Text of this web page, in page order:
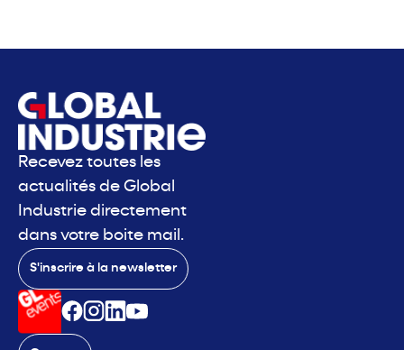
Recevez toutes les
actualités de Global
Industrie directement
dans votre boite mail.
S'inscrire à la newsletter